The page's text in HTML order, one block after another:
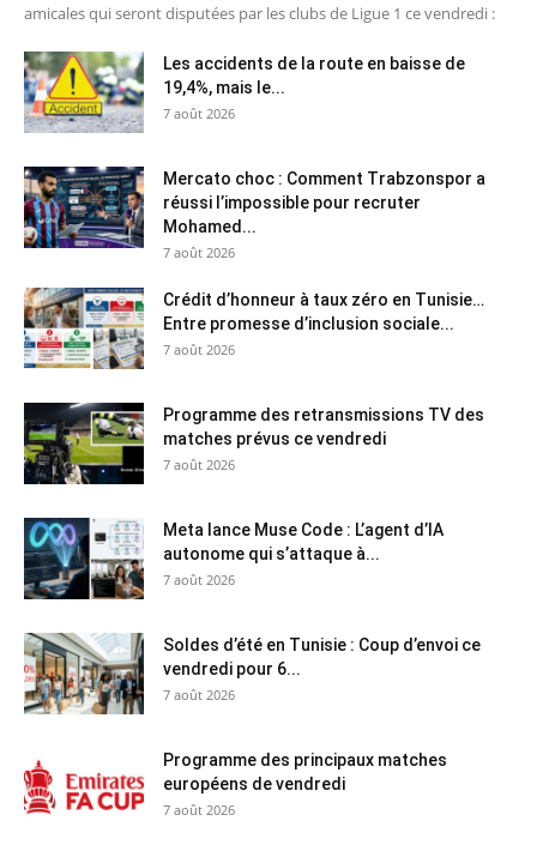
amicales qui seront disputées par les clubs de Ligue 1 ce vendredi :
Les accidents de la route en baisse de
19,4%, mais le...
7 août 2026
Mercato choc : Comment Trabzonspor a
réussi l’impossible pour recruter
Mohamed...
7 août 2026
Crédit d’honneur à taux zéro en Tunisie…
Entre promesse d’inclusion sociale...
7 août 2026
Programme des retransmissions TV des
matches prévus ce vendredi
7 août 2026
Meta lance Muse Code : L’agent d’IA
autonome qui s’attaque à...
7 août 2026
Soldes d’été en Tunisie : Coup d’envoi ce
vendredi pour 6...
7 août 2026
Programme des principaux matches
européens de vendredi
7 août 2026